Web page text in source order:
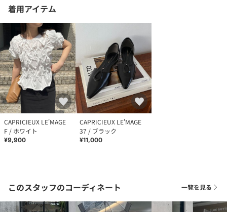
着用アイテム
CAPRICIEUX LE'MAGE
F / ホワイト
¥9,900
CAPRICIEUX LE'MAGE
37 / ブラック
¥11,000
このスタッフのコーディネート 一覧を見る